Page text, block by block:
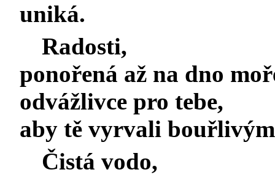
uniká.
Radosti,
ponořená až na dno
odvážlivce pro tebe,
aby tě vyrvali
Čistá vodo,